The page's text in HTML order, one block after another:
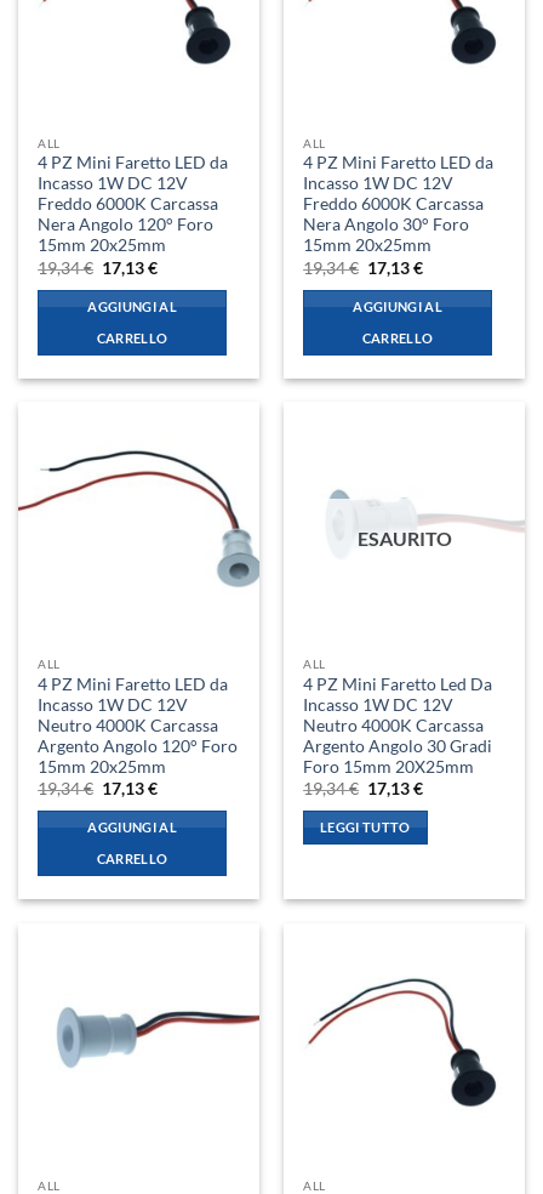
ALL
4 PZ Mini Faretto LED da
Incasso 1W DC 12V
Freddo 6000K Carcassa
Nera Angolo 120° Foro
15mm 20x25mm
19,34€ Il
prezzo
originale
era:
19,34 €.
17,13€Il
attuale
è:
17,13 €.
AGGIUNGI AL
CARRELLO
ALL
4 PZ Mini Faretto LED da
Incasso 1W DC 12V
Freddo 6000K Carcassa
Nera Angolo 30° Foro
15mm 20x25mm
19,34€ Il
prezzo
originale
era:
19,34 €.
17,13€Il
attuale
è:
17,13 €.
AGGIUNGI AL
CARRELLO
ALL
4 PZ Mini Faretto LED da
Incasso 1W DC 12V
Neutro 4000K Carcassa
Argento Angolo 120° Foro
15mm 20x25mm
19,34€ Il
prezzo
originale
era:
19,34 €.
17,13€Il
attuale
è:
17,13 €.
AGGIUNGI AL
CARRELLO
ESAURITO
ALL
4 PZ Mini Faretto Led Da
Incasso 1W DC 12V
Neutro 4000K Carcassa
Argento Angolo 30 Gradi
Foro 15mm 20X25mm
19,34€ Il
prezzo
originale
era:
19,34 €.
17,13€Il
17,13 €.
LEGGI TUTTO
ALL ALL